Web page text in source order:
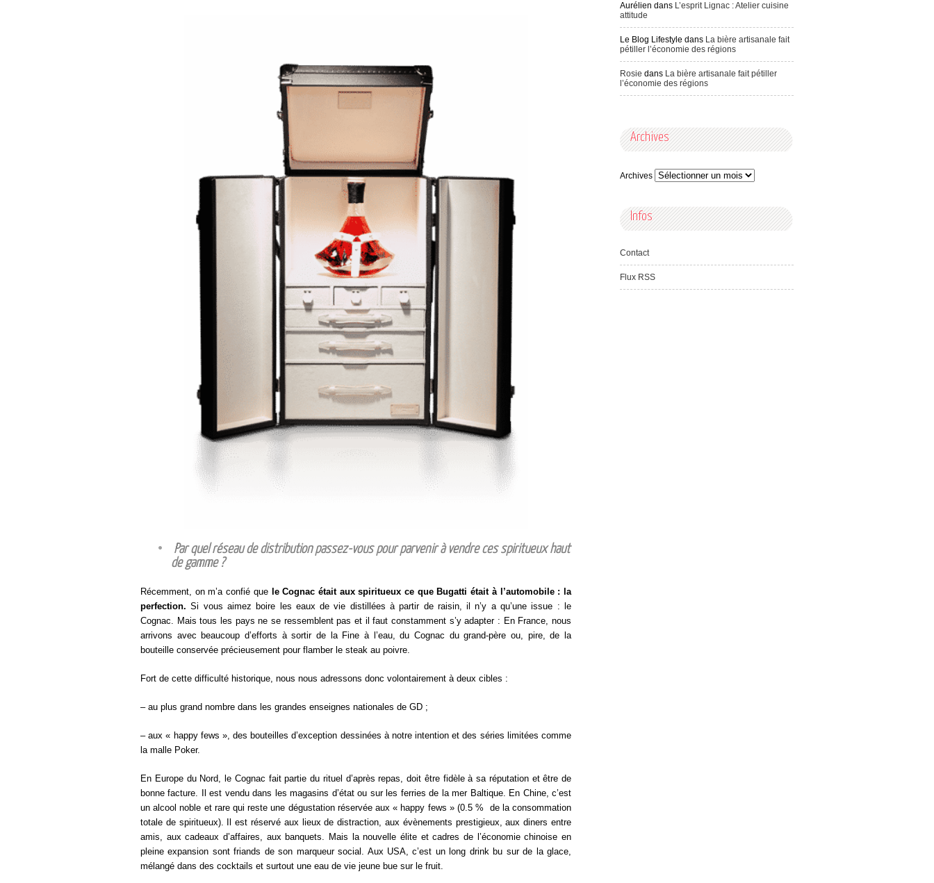
Par quel réseau de distribution passez-vous pour parvenir à vendre ces spiritueux haut
de gamme ?
Récemment, on m’a confié que le Cognac était aux spiritueux ce que Bugatti était à l’automobile : la
perfection. Si vous aimez boire les eaux de vie distillées à partir de raisin, il n’y a qu’une issue : le
Cognac. Mais tous les pays ne se ressemblent pas et il faut constamment s’y adapter : En France, nous
arrivons avec beaucoup d’efforts à sortir de la Fine à l’eau, du Cognac du grand-père ou, pire, de la
bouteille conservée précieusement pour flamber le steak au poivre.
Fort de cette difficulté historique, nous nous adressons donc volontairement à deux cibles :
– au plus grand nombre dans les grandes enseignes nationales de GD ;
– aux « happy fews », des bouteilles d’exception dessinées à notre intention et des séries limitées comme
la malle Poker.
En Europe du Nord, le Cognac fait partie du rituel d’après repas, doit être fidèle à sa réputation et être de
bonne facture. Il est vendu dans les magasins d’état ou sur les ferries de la mer Baltique. En Chine, c’est
un alcool noble et rare qui reste une dégustation réservée aux « happy fews » (0.5 % de la consommation
totale de spiritueux). Il est réservé aux lieux de distraction, aux évènements prestigieux, aux diners entre
amis, aux cadeaux d’affaires, aux banquets. Mais la nouvelle élite et cadres de l’économie chinoise en
pleine expansion sont friands de son marqueur social. Aux USA, c’est un long drink bu sur de la glace,
mélangé dans des cocktails et surtout une eau de vie jeune bue sur le fruit.
Aurélien dans L’esprit Lignac : Atelier cuisine
attitude
Le Blog Lifestyle dans La bière artisanale fait
pétiller l’économie des régions
Rosie dans La bière artisanale fait pétiller
l’économie des régions
Archives
Archives
Infos
Contact
Flux RSS